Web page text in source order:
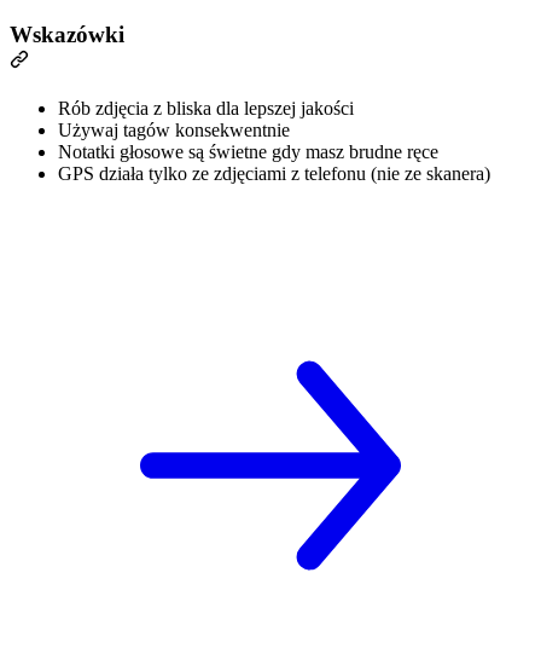
Wskazówki
Rób zdjęcia z bliska dla lepszej jakości
Używaj tagów konsekwentnie
Notatki głosowe są świetne gdy masz brudne ręce
GPS działa tylko ze zdjęciami z telefonu (nie ze skanera)